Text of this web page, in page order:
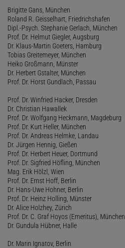
Brigitte Gans, München
Roland R. Geisselhart, Friedrichshafen
Dipl.-Psych. Stephanie Gerlach, München
Prof. Dr. Helmut Giegler, Augsburg
Dr. Klaus-Martin Goeters, Hamburg
Tobias Greitemeyer, München
Heiko Großmann, Münster
Dr. Herbert Gstalter, München
Prof. Dr. Horst Gundlach, Passau
Prof. Dr. Winfried Hacker, Dresden
Dr. Christian Hawallek
Prof. Dr. Wolfgang Heckmann, Magdeburg
Prof. Dr. Kurt Heller, München
Prof. Dr. Andreas Helmke, Landau
Dr. Jürgen Hennig, Gießen
Prof. Dr. Herbert Heuer, Dortmund
Prof. Dr. Sigfried Höfling, München
Mag. Erik Hölzl, Wien
Prof. Dr. Ernst Hoff, Berlin
Dr. Hans-Uwe Hohner, Berlin
Prof. Dr. Heinz Holling, Münster
Dr. Alice Holzhey, Zürich
Prof. Dr. C. Graf Hoyos (Emeritus), München
Dr. Gundula Hübner, Halle
Dr. Marin Ignatov, Berlin